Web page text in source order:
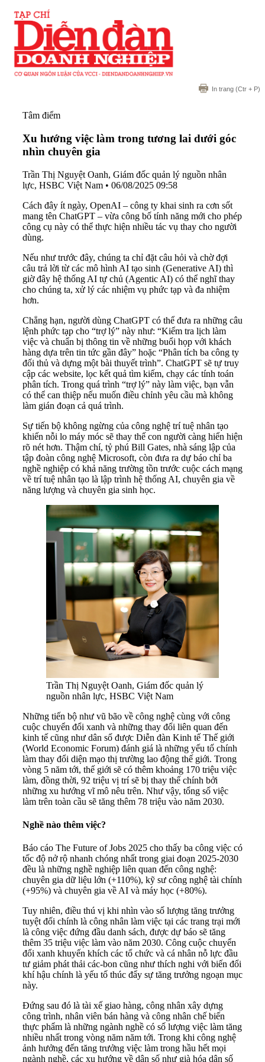
In trang (Ctr + P)
Tâm điểm
Xu hướng việc làm trong tương lai dưới góc
nhìn chuyên gia
Trần Thị Nguyệt Oanh, Giám đốc quản lý nguồn nhân
lực, HSBC Việt Nam • 06/08/2025 09:58
Cách đây ít ngày, OpenAI – công ty khai sinh ra cơn sốt
mang tên ChatGPT – vừa công bố tính năng mới cho phép
công cụ này có thể thực hiện nhiều tác vụ thay cho người
dùng.
Nếu như trước đây, chúng ta chỉ đặt câu hỏi và chờ đợi
câu trả lời từ các mô hình AI tạo sinh (Generative AI) thì
giờ đây hệ thống AI tự chủ (Agentic AI) có thể nghĩ thay
cho chúng ta, xử lý các nhiệm vụ phức tạp và đa nhiệm
hơn.
Chẳng hạn, người dùng ChatGPT có thể đưa ra những câu
lệnh phức tạp cho “trợ lý” này như: “Kiểm tra lịch làm
việc và chuẩn bị thông tin về những buổi họp với khách
hàng dựa trên tin tức gần đây” hoặc “Phân tích ba công ty
đối thủ và dựng một bài thuyết trình”. ChatGPT sẽ tự truy
cập các website, lọc kết quả tìm kiếm, chạy các tính toán
phân tích. Trong quá trình “trợ lý” này làm việc, bạn vẫn
có thể can thiệp nếu muốn điều chỉnh yêu cầu mà không
làm gián đoạn cả quá trình.
Sự tiến bộ không ngừng của công nghệ trí tuệ nhân tạo
khiến nỗi lo máy móc sẽ thay thế con người càng hiển hiện
rõ nét hơn. Thậm chí, tỷ phú Bill Gates, nhà sáng lập của
tập đoàn công nghệ Microsoft, còn đưa ra dự báo chỉ ba
nghề nghiệp có khả năng trường tồn trước cuộc cách mạng
về trí tuệ nhân tạo là lập trình hệ thống AI, chuyên gia về
năng lượng và chuyên gia sinh học.
Trần Thị Nguyệt Oanh, Giám đốc quản lý
nguồn nhân lực, HSBC Việt Nam
Những tiến bộ như vũ bão về công nghệ cùng với công
cuộc chuyển đổi xanh và những thay đổi liên quan đến
kinh tế cũng như dân số được Diễn đàn Kinh tế Thế giới
(World Economic Forum) đánh giá là những yếu tố chính
làm thay đổi diện mạo thị trường lao động thế giới. Trong
vòng 5 năm tới, thế giới sẽ có thêm khoảng 170 triệu việc
làm, đồng thời, 92 triệu vị trí sẽ bị thay thế chính bởi
những xu hướng vĩ mô nêu trên. Như vậy, tổng số việc
làm trên toàn cầu sẽ tăng thêm 78 triệu vào năm 2030.
Nghề nào thêm việc?
Báo cáo The Future of Jobs 2025 cho thấy ba công việc có
tốc độ nở rộ nhanh chóng nhất trong giai đoạn 2025-2030
đều là những nghề nghiệp liên quan đến công nghệ:
chuyên gia dữ liệu lớn (+110%), kỹ sư công nghệ tài chính
(+95%) và chuyên gia về AI và máy học (+80%).
Tuy nhiên, điều thú vị khi nhìn vào số lượng tăng trưởng
tuyệt đối chính là công nhân làm việc tại các trang trại mới
là công việc đứng đầu danh sách, được dự báo sẽ tăng
thêm 35 triệu việc làm vào năm 2030. Công cuộc chuyển
đổi xanh khuyến khích các tổ chức và cá nhân nỗ lực đầu
tư giảm phát thải các-bon cũng như thích nghi với biến đổi
khí hậu chính là yếu tố thúc đẩy sự tăng trưởng ngoạn mục
này.
Đứng sau đó là tài xế giao hàng, công nhân xây dựng
công trình, nhân viên bán hàng và công nhân chế biến
thực phẩm là những ngành nghề có số lượng việc làm tăng
nhiều nhất trong vòng năm năm tới. Trong khi công nghệ
ảnh hưởng đến tăng trưởng việc làm trong hầu hết mọi
ngành nghề, các xu hướng về dân số như già hóa dân số